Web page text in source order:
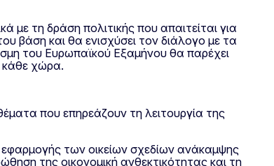
με τη δράση πολιτικής που απαιτείται για
βάση και θα ενισχύσει τον διάλογο με τα
του Ευρωπαϊκού Εξαμήνου θα παρέχει
κάθε χώρα.
που επηρεάζουν τη λειτουργία της
των οικείων σχεδίων ανάκαμψης
της οικονομική ανθεκτικότητας και τη